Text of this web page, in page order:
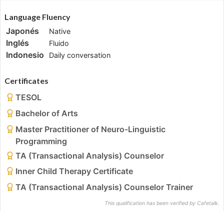
Language Fluency
Japonés Native
Inglés Fluido
Indonesio Daily conversation
Certificates
TESOL
Bachelor of Arts
Master Practitioner of Neuro-Linguistic
Programming
TA (Transactional Analysis) Counselor
Inner Child Therapy Certificate
TA (Transactional Analysis) Counselor Trainer
This qualification has been verified by Cafetalk.